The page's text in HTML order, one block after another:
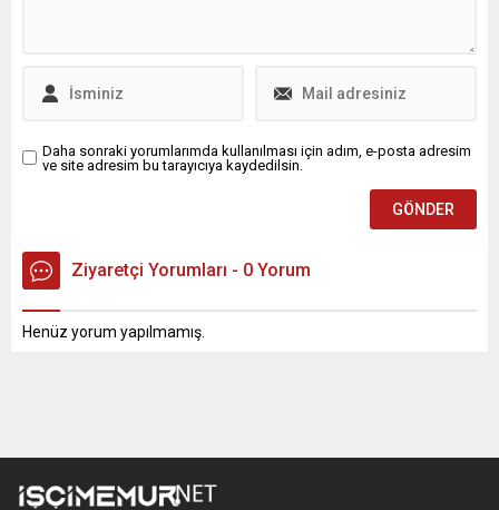
Daha sonraki yorumlarımda kullanılması için adım, e-posta adresim
ve site adresim bu tarayıcıya kaydedilsin.
Ziyaretçi Yorumları - 0 Yorum
Henüz yorum yapılmamış.